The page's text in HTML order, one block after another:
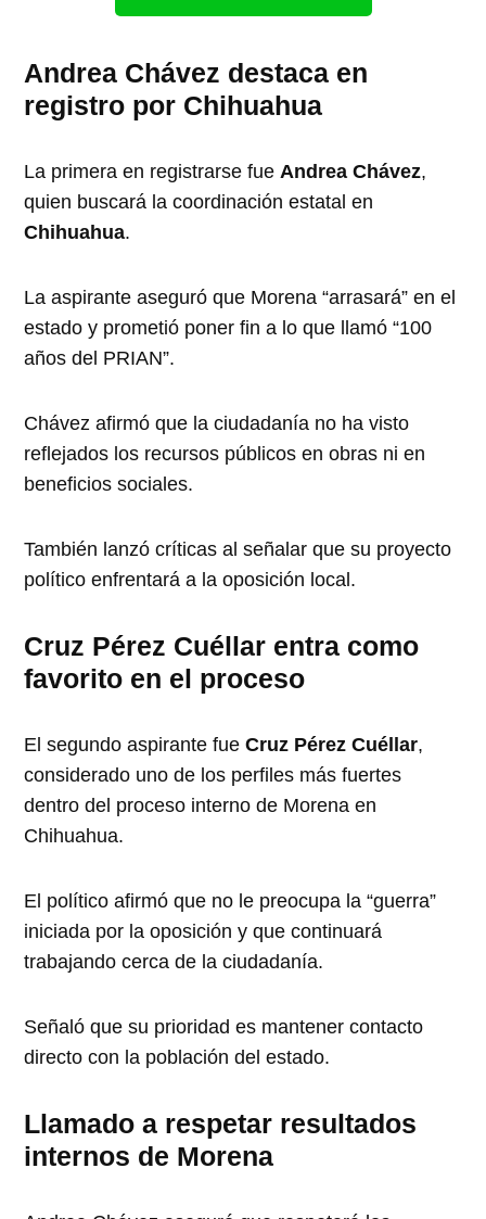
Andrea Chávez destaca en
registro por Chihuahua
La primera en registrarse fue Andrea Chávez,
quien buscará la coordinación estatal en
Chihuahua.
La aspirante aseguró que Morena “arrasará” en el
estado y prometió poner fin a lo que llamó “100
años del PRIAN”.
Chávez afirmó que la ciudadanía no ha visto
reflejados los recursos públicos en obras ni en
beneficios sociales.
También lanzó críticas al señalar que su proyecto
político enfrentará a la oposición local.
Cruz Pérez Cuéllar entra como
favorito en el proceso
El segundo aspirante fueCruz Pérez Cuéllar,
considerado uno de los perfiles más fuertes
dentro del proceso interno de Morena en
Chihuahua.
El político afirmó que no le preocupa la “guerra”
iniciada por la oposición y que continuará
trabajando cerca de la ciudadanía.
Señaló que su prioridad es mantener contacto
directo con la población del estado.
Llamado a respetar resultados
internos de Morena